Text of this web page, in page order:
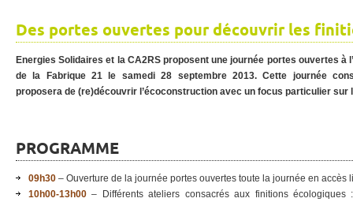
Des portes ouvertes pour découvrir les
Energies Solidaires et la CA2RS proposent une journée portes ouvertes à
de la Fabrique 21 le samedi 28 septembre 2013. Cette journée
proposera de (re)découvrir l’écoconstruction avec un focus particulier sur
PROGRAMME
09h30 – Ouverture de la journée portes ouvertes toute la journée en accès
10h00-13h00 – Différents ateliers consacrés aux finitions